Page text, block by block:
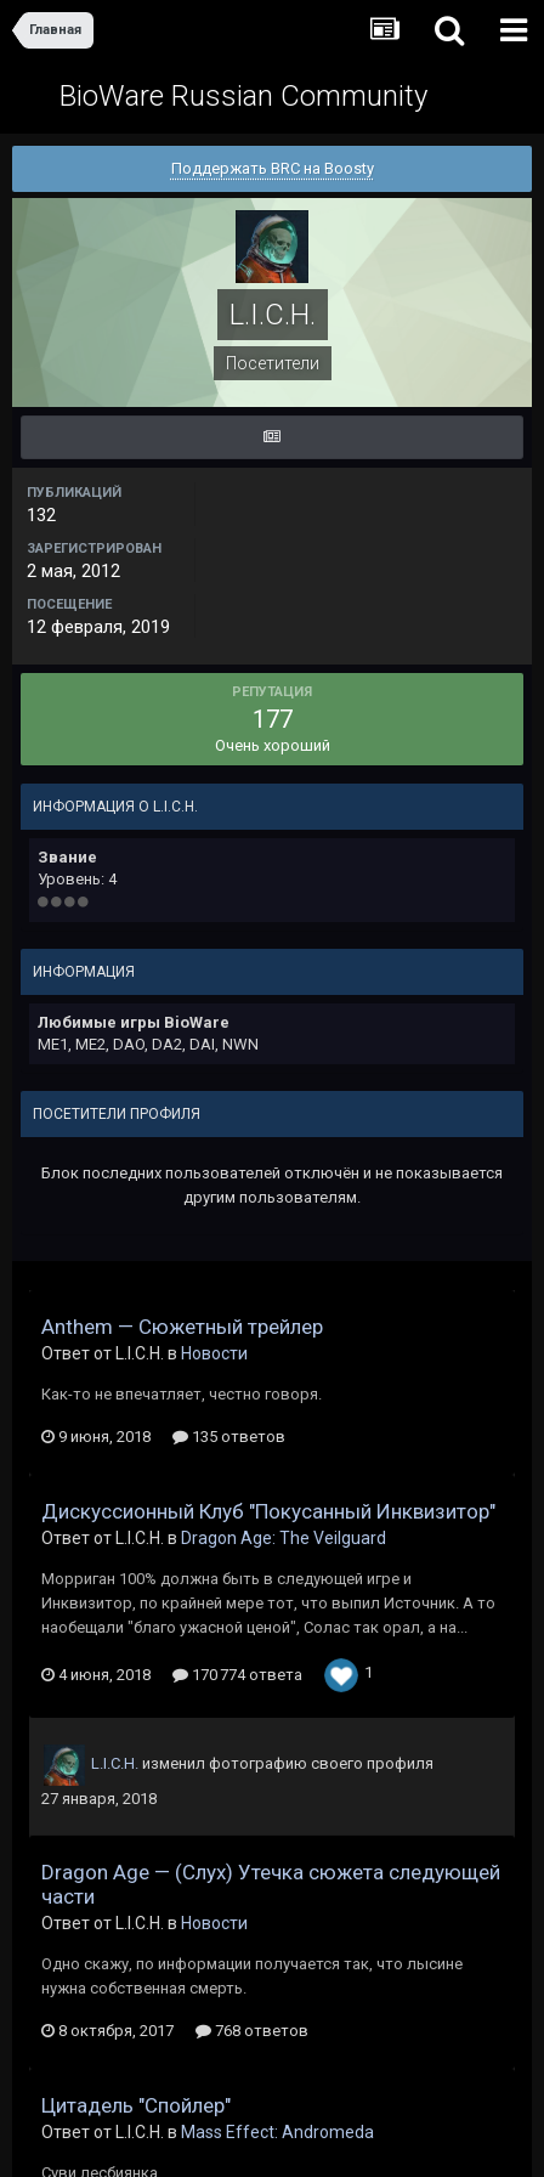
Главная
BioWare Russian Community
Поддержать BRC на Boosty
L.I.C.H.
Посетители
ПУБЛИКАЦИЙ
132
ЗАРЕГИСТРИРОВАН
2 мая, 2012
ПОСЕЩЕНИЕ
12 февраля, 2019
РЕПУТАЦИЯ
177
Очень хороший
ИНФОРМАЦИЯ О L.I.C.H.
Звание
Уровень: 4
ИНФОРМАЦИЯ
Любимые игры BioWare
ME1, ME2, DAO, DA2, DAI, NWN
ПОСЕТИТЕЛИ ПРОФИЛЯ
Блок последних пользователей отключён и не показывается
другим пользователям.
Anthem — Сюжетный трейлер
Ответ от L.I.C.H. в Новости
Как-то не впечатляет, честно говоря.
9 июня, 2018 135 ответов
Дискуссионный Клуб "Покусанный Инквизитор"
Ответ от L.I.C.H. в Dragon Age: The Veilguard
Морриган 100% должна быть в следующей игре и
Инквизитор, по крайней мере тот, что выпил Источник. А то
наобещали "благо ужасной ценой", Солас так орал, а на...
4 июня, 2018 170 774 ответа 1
L.I.C.H. изменил фотографию своего профиля
27 января, 2018
Dragon Age — (Слух) Утечка сюжета следующей
части
Ответ от L.I.C.H. в Новости
Одно скажу, по информации получается так, что лысине
нужна собственная смерть.
8 октября, 2017 768 ответов
Цитадель "Спойлер"
Ответ от L.I.C.H. в Mass Effect: Andromeda
Суви лесбиянка.